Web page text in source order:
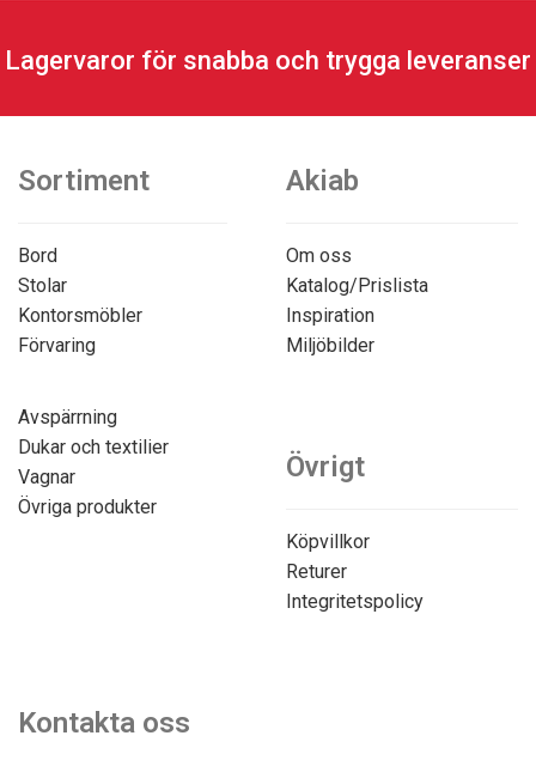
Lagervaror för snabba och trygga leveranser
Sortiment
Bord
Stolar
Kontorsmöbler
Förvaring
Avspärrning
Dukar och textilier
Vagnar
Övriga produkter
Akiab
Om oss
Katalog/Prislista
Inspiration
Miljöbilder
Övrigt
Köpvillkor
Returer
Integritetspolicy
Kontakta oss